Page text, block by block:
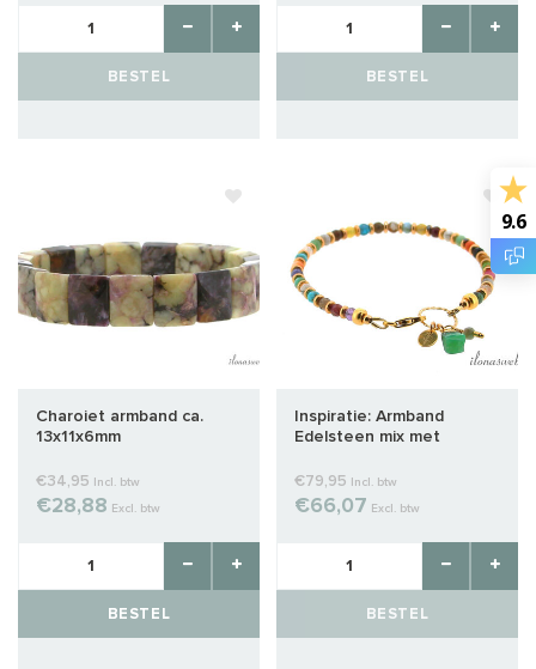
BESTEL BESTEL
Charoiet armband ca.
13x11x6mm
€34,95 Incl. btw
€28,88 Excl. btw
BESTEL
Inspiratie: Armband
Edelsteen mix met
€79,95 Incl. btw
€66,07 Excl. btw
BESTEL
9.6